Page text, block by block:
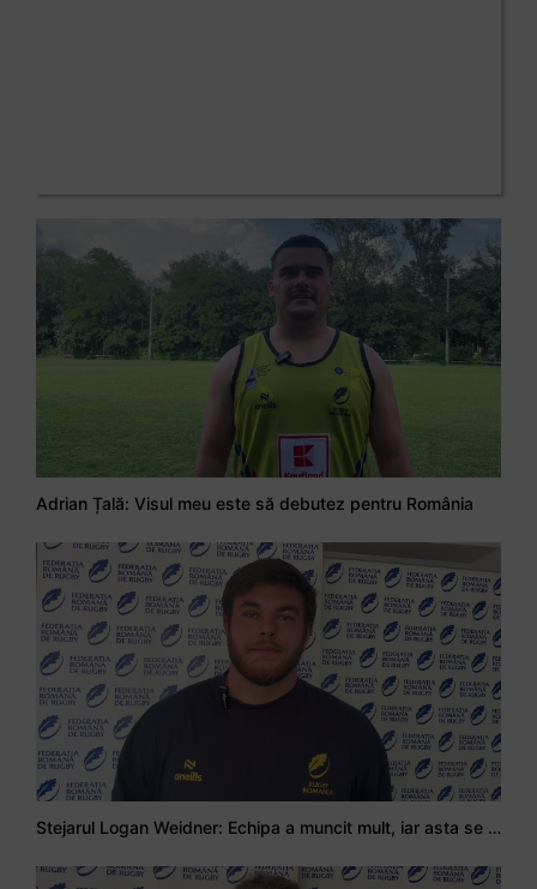
Adrian Țală: Visul meu este să debutez pentru România
Stejarul Logan Weidner: Echipa a muncit mult, iar asta se va vedea în meciurile de la Nations Cup